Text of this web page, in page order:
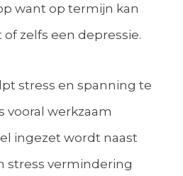
want op termijn kan
zelfs een depressie.
stress en spanning te
vooral werkzaam
ingezet wordt naast
stress vermindering